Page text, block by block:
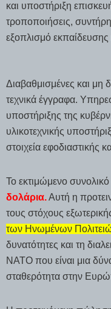
και υποστήριξη
τροποποιήσεις,
εξοπλισμό
Διαβαθμισμένες και μη
τεχνικά έγγραφα.
υποστήριξης της
υλικοτεχνικής
στοιχεία εφοδιαστικής
Το εκτιμώμενο συνολικό
δολάρια.Αυτή η
τους στόχους
των Ηνωμένων
δυνατότητες και τη
ΝΑΤΟ που είναι μια
σταθερότητα στην